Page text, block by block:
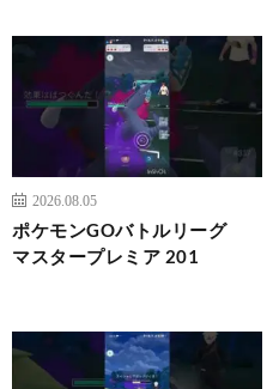
2026.08.05
ポケモンGOバトルリーグ
マスタープレミア 201